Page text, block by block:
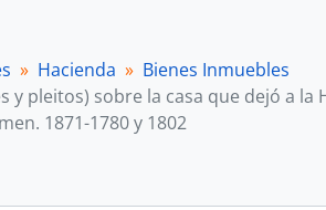
Hacienda
Bienes Inmuebles
pleitos) sobre la casa que dejó a
1871-1780 y 1802